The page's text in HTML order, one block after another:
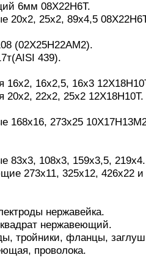
6мм 08Х22Н6Т.
20х2, 25х2, 89х4,5
(02Х25Н22АМ2).
439).
16х2, 16х2,5, 16х3
20х2, 22х2, 25х2 12Х18Н10Т.
168х16, 273х25
83х3, 108х3, 159х3,5,
273х11, 325х12, 426х22 и
нержавейка.
нержавеющий.
тройники, фланцы,
проволока.